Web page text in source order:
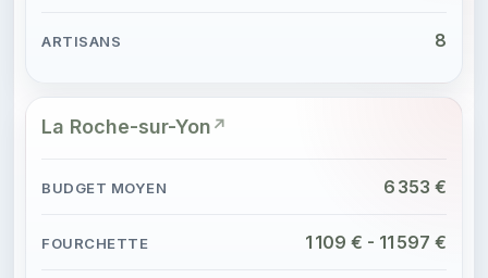
8
La Roche-sur-Yon
6 353 €
1 109 € - 11 597 €